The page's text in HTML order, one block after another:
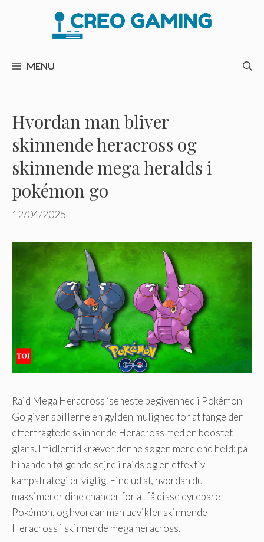
MENU
Hvordan man bliver
skinnende heracross og
skinnende mega heralds i
pokémon go
12/04/2025
Raid Mega Heracross ‘seneste begivenhed i Pokémon
Go giver spillerne en gylden mulighed for at fange den
eftertragtede skinnende Heracross med en boostet
glans. Imidlertid kræver denne søgen mere end held: på
hinanden følgende sejre i raids og en effektiv
kampstrategi er vigtig. Find ud af, hvordan du
maksimerer dine chancer for at få disse dyrebare
Pokémon, og hvordan man udvikler skinnende
Heracross i skinnende mega heracross.